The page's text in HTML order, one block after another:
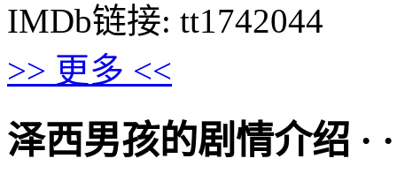
IMDb链接: tt1742044
>> 更多 <<
泽西男孩的剧情介绍 · ·